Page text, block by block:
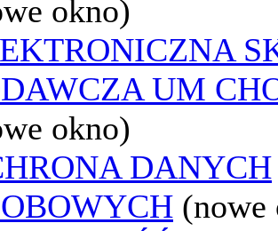
okno)
UM
okno)
DANYCH
(nowe